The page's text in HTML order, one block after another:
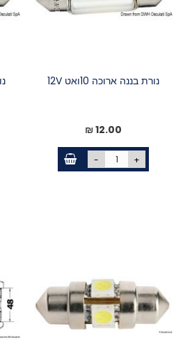
נורת בננה ארוכה 10ואט 12V
12.00 ₪
- +